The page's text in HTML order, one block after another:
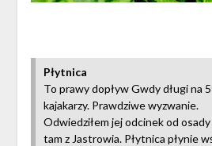
Płytnica
To prawy dopływ Gwdy długi na
kajakarzy. Prawdziwe wyzwanie.
Odwiedziłem jej odcinek od
tam z Jastrowia. Płytnica płynie